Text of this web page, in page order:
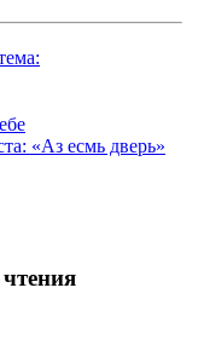
«Аз есмь дверь»